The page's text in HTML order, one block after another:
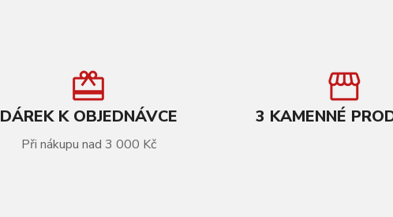
DÁREK K OBJEDNÁVCE
Při nákupu nad 3 000 Kč
3 KAMENNÉ